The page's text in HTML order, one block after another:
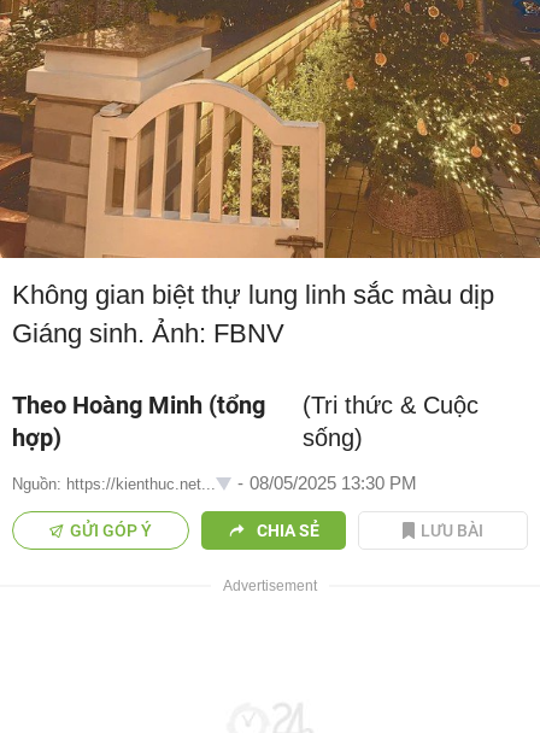
Không gian biệt thự lung linh sắc màu dịp
Giáng sinh. Ảnh: FBNV
Theo Hoàng Minh (tổng
hợp)
(Tri thức & Cuộc
sống)
Nguồn: https://kienthuc.net... - 08/05/2025 13:30 PM
GỬI GÓP Ý CHIA SẺ LƯU BÀI